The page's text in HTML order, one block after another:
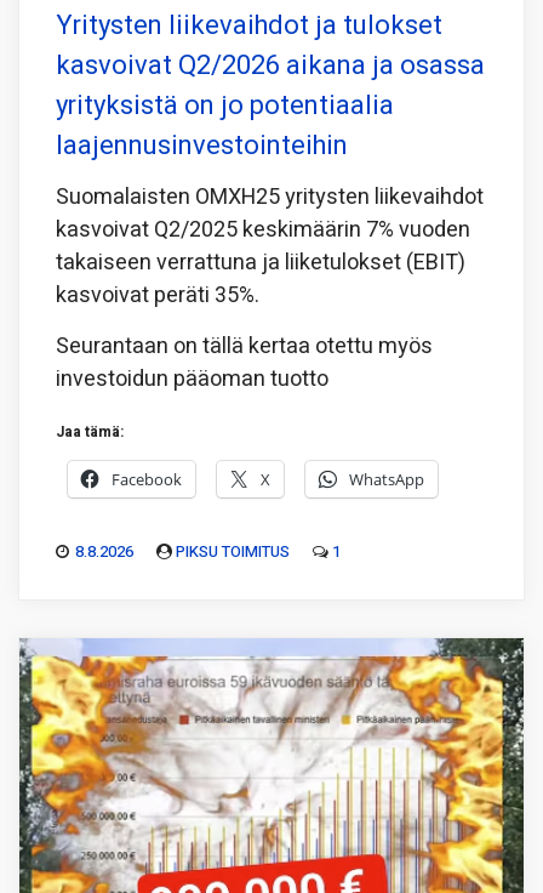
Yritysten liikevaihdot ja tulokset
kasvoivat Q2/2026 aikana ja osassa
yrityksistä on jo potentiaalia
laajennusinvestointeihin
Suomalaisten OMXH25 yritysten liikevaihdot
kasvoivat Q2/2025 keskimäärin 7% vuoden
takaiseen verrattuna ja liiketulokset (EBIT)
kasvoivat peräti 35%.
Seurantaan on tällä kertaa otettu myös
investoidun pääoman tuotto
Jaa tämä:
Facebook X WhatsApp
8.8.2026 PIKSU TOIMITUS 1